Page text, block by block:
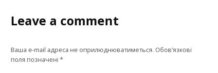
Leave a comment
Ваша e-mail адреса не оприлюднюватиметься. Обов’язкові
поля позначені*